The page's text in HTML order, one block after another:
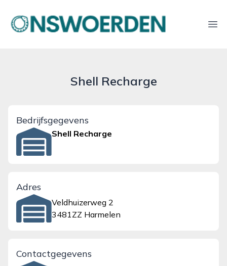
onswoerden.nl
Shell Recharge
Bedrijfsgegevens
Shell Recharge
Adres
Veldhuizerweg 2
3481ZZ Harmelen
Contactgegevens